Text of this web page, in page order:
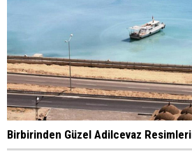
Birbirinden Güzel Adilcevaz Resimleri